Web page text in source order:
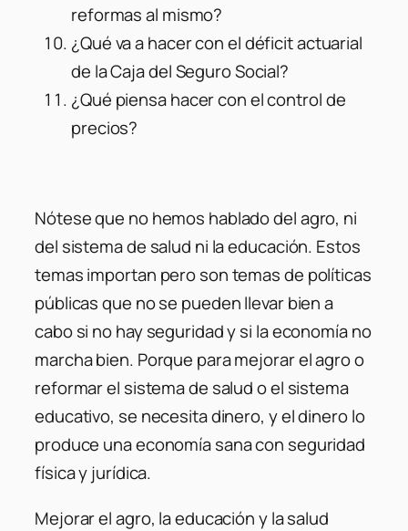
reformas al mismo?
¿Qué va a hacer con el déficit actuarial
de la Caja del Seguro Social?
¿Qué piensa hacer con el control de
precios?
Nótese que no hemos hablado del agro, ni
del sistema de salud ni la educación. Estos
temas importan pero son temas de políticas
públicas que no se pueden llevar bien a
cabo si no hay seguridad y si la economía no
marcha bien. Porque para mejorar el agro o
reformar el sistema de salud o el sistema
educativo, se necesita dinero, y el dinero lo
produce una economía sana con seguridad
física y jurídica.
Mejorar el agro, la educación y la salud